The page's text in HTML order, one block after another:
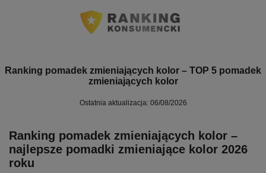
Ranking pomadek zmieniających kolor – TOP 5 pomadek
zmieniających kolor
Ostatnia aktualizacja: 06/08/2026
Ranking pomadek zmieniających kolor –
najlepsze pomadki zmieniające kolor 2026
roku